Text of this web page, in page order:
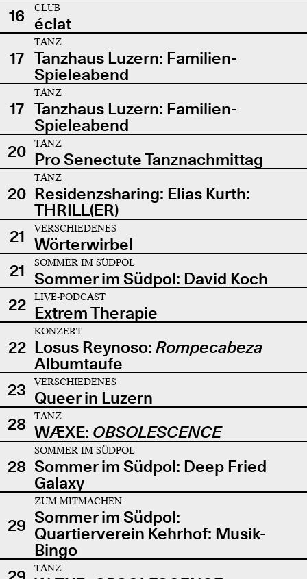
16
CLUB
éclat
17
TANZ
Tanzhaus Luzern: Familien-
Spieleabend
17
TANZ
Tanzhaus Luzern: Familien-
Spieleabend
20
TANZ
Pro Senectute Tanznachmittag
20
TANZ
Residenzsharing: Elias Kurth:
THRILL(ER)
21
VERSCHIEDENES
Wörterwirbel
21
SOMMER IM SÜDPOL
Sommer im Südpol: David Koch
22
LIVE-PODCAST
Extrem Therapie
22
KONZERT
Losus Reynoso: Rompecabeza
Albumtaufe
23
VERSCHIEDENES
Queer in Luzern
28
TANZ
WÆXE: OBSOLESCENCE
28
SOMMER IM SÜDPOL
Sommer im Südpol: Deep Fried
Galaxy
29
ZUM MITMACHEN
Sommer im Südpol:
Quartierverein Kehrhof: Musik-
Bingo
TANZ